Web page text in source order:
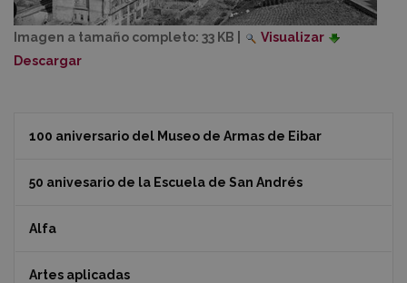
Imagen a tamaño completo: 33 KB
Visualizar
Descargar
100 aniversario del Museo de Armas de Eibar
50 anivesario de la Escuela de San Andrés
Alfa
Artes aplicadas